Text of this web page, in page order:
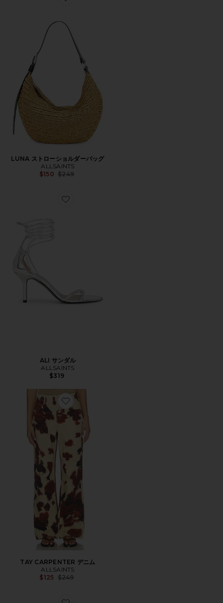
Favorite LUNA ストローショルダーバッグ
LUNA ストローショルダーバッグ
ALLSAINTS
$150 Previous price:
$249
Favorite ALI サンダル
ALI サンダル
ALLSAINTS
$319
Favorite TAY CARPENTER デニム
TAY CARPENTER デニム
ALLSAINTS
$125 Previous price:
$249